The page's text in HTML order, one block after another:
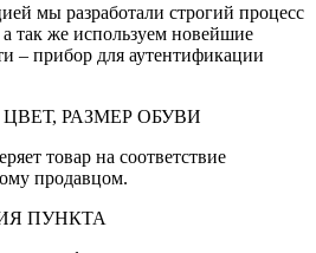
мы разработали строгий процесс
так же используем новейшие
– прибор для аутентификации
РАЗМЕР ОБУВИ
товар на соответствие
продавцом.
ПУНКТА